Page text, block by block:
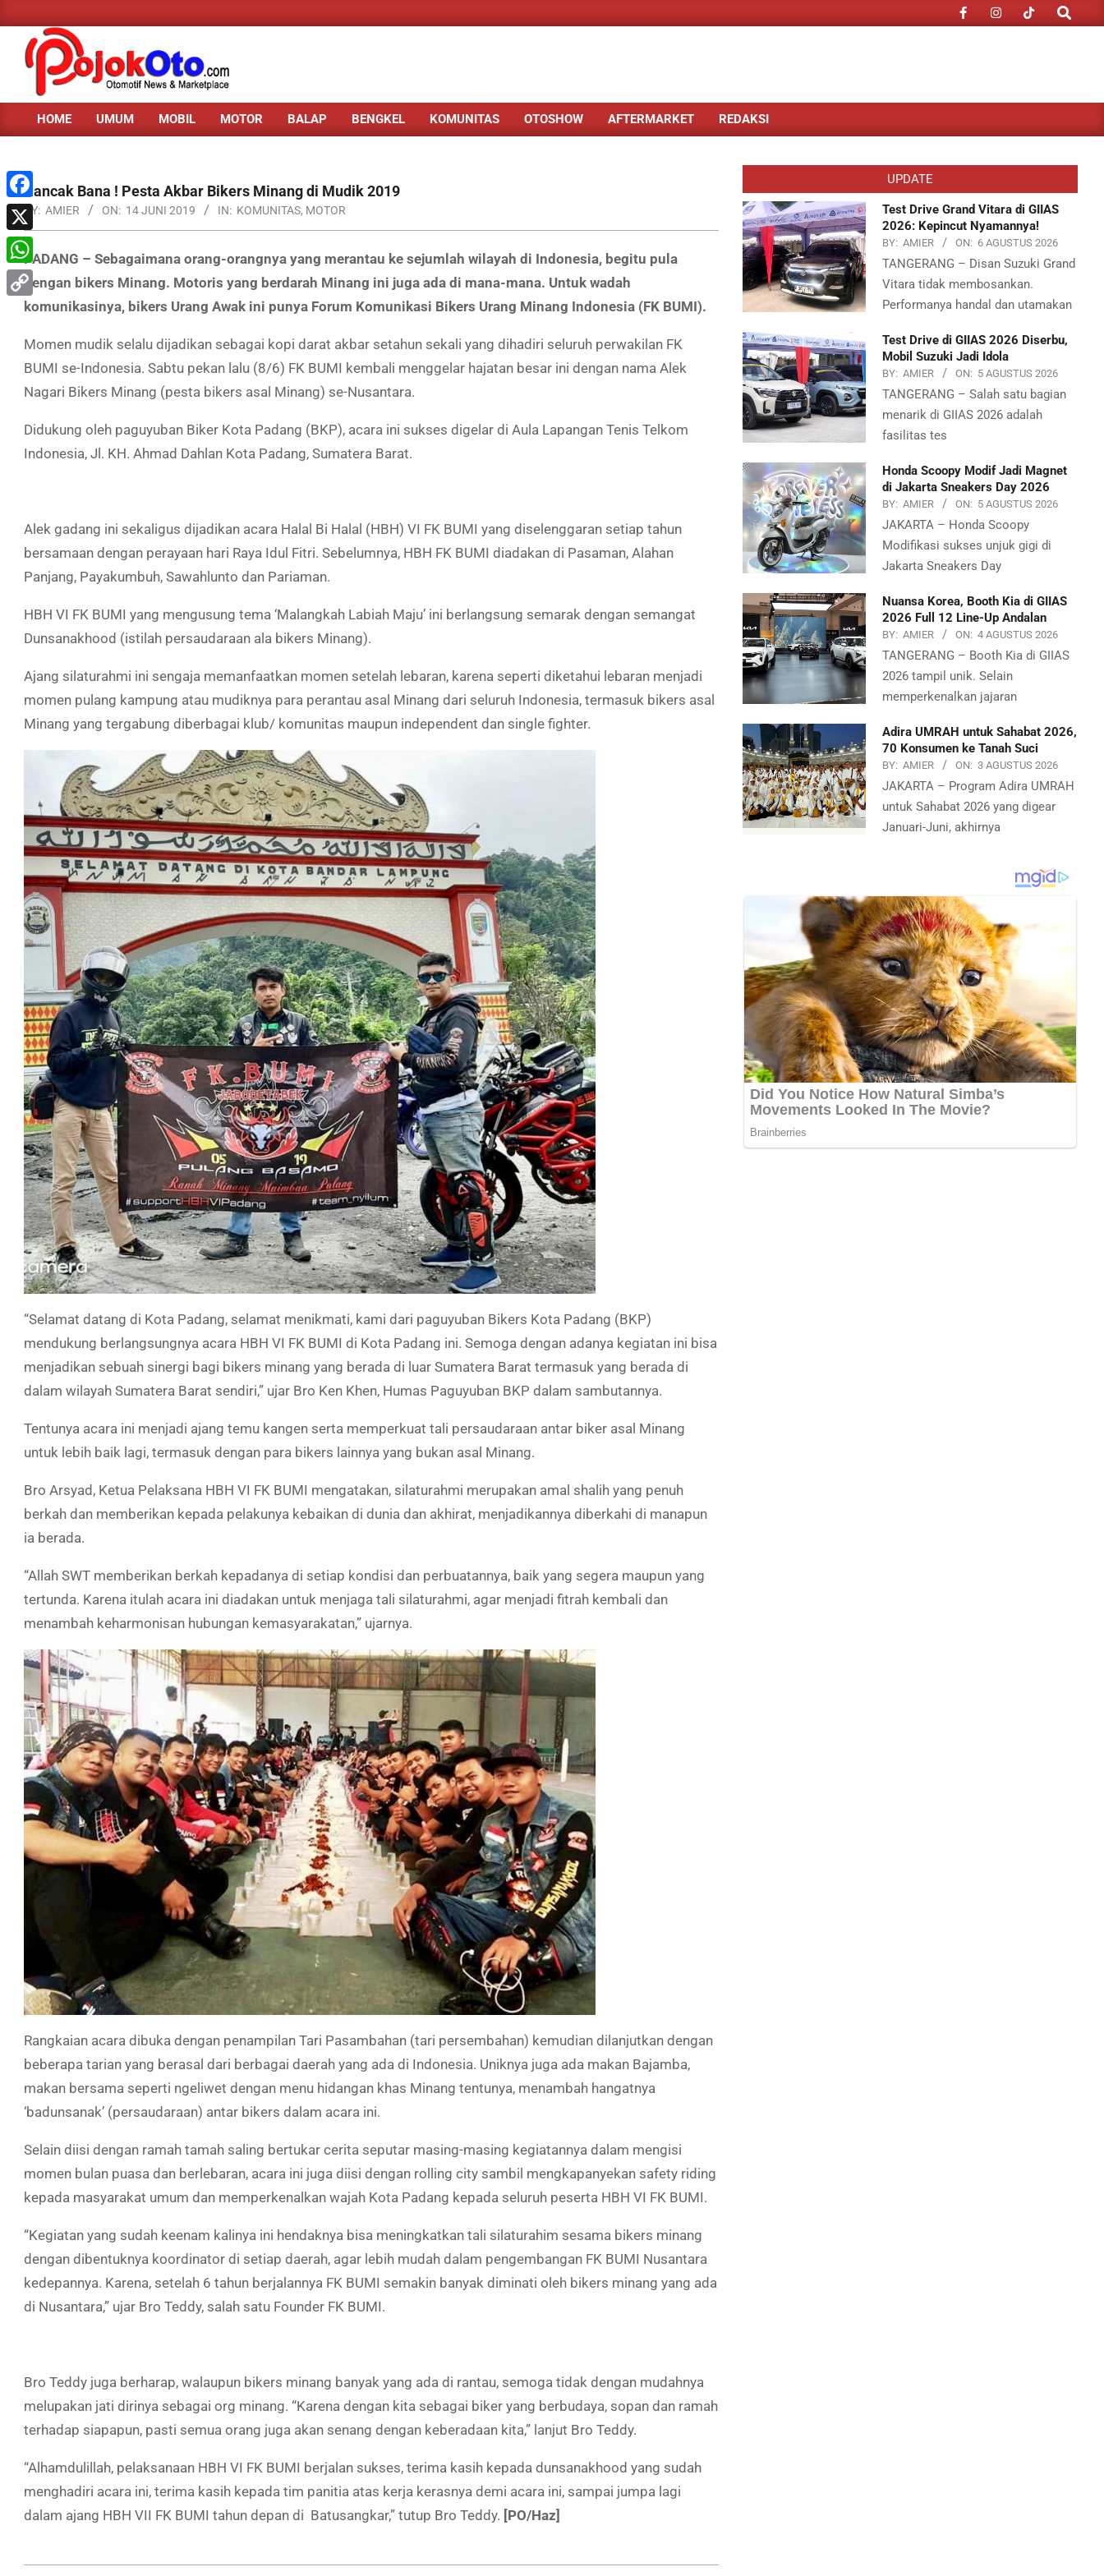
to
content
Search
Primary
Menu
HOME UMUM MOBIL MOTOR BALAP BENGKEL KOMUNITAS OTOSHOW AFTERMARKET REDAKSI
Rancak Bana ! Pesta Akbar Bikers Minang di Mudik 2019
BY: AMIER ON: 14 JUNI 2019 IN: KOMUNITAS, MOTOR
PADANG – Sebagaimana orang-orangnya yang merantau ke sejumlah wilayah di Indonesia, begitu pula
dengan bikers Minang. Motoris yang berdarah Minang ini juga ada di mana-mana. Untuk wadah
komunikasinya, bikers Urang Awak ini punya Forum Komunikasi Bikers Urang Minang Indonesia (FK BUMI).
Momen mudik selalu dijadikan sebagai kopi darat akbar setahun sekali yang dihadiri seluruh perwakilan FK
BUMI se-Indonesia. Sabtu pekan lalu (8/6) FK BUMI kembali menggelar hajatan besar ini dengan nama Alek
Nagari Bikers Minang (pesta bikers asal Minang) se-Nusantara.
Didukung oleh paguyuban Biker Kota Padang (BKP), acara ini sukses digelar di Aula Lapangan Tenis Telkom
Indonesia, Jl. KH. Ahmad Dahlan Kota Padang, Sumatera Barat.
Alek gadang ini sekaligus dijadikan acara Halal Bi Halal (HBH) VI FK BUMI yang diselenggaran setiap tahun
bersamaan dengan perayaan hari Raya Idul Fitri. Sebelumnya, HBH FK BUMI diadakan di Pasaman, Alahan
Panjang, Payakumbuh, Sawahlunto dan Pariaman.
HBH VI FK BUMI yang mengusung tema ‘Malangkah Labiah Maju’ ini berlangsung semarak dengan semangat
Dunsanakhood (istilah persaudaraan ala bikers Minang).
Ajang silaturahmi ini sengaja memanfaatkan momen setelah lebaran, karena seperti diketahui lebaran menjadi
momen pulang kampung atau mudiknya para perantau asal Minang dari seluruh Indonesia, termasuk bikers asal
Minang yang tergabung diberbagai klub/ komunitas maupun independent dan single fighter.
“Selamat datang di Kota Padang, selamat menikmati, kami dari paguyuban Bikers Kota Padang (BKP)
mendukung berlangsungnya acara HBH VI FK BUMI di Kota Padang ini. Semoga dengan adanya kegiatan ini bisa
menjadikan sebuah sinergi bagi bikers minang yang berada di luar Sumatera Barat termasuk yang berada di
dalam wilayah Sumatera Barat sendiri,” ujar Bro Ken Khen, Humas Paguyuban BKP dalam sambutannya.
Tentunya acara ini menjadi ajang temu kangen serta memperkuat tali persaudaraan antar biker asal Minang
untuk lebih baik lagi, termasuk dengan para bikers lainnya yang bukan asal Minang.
Bro Arsyad, Ketua Pelaksana HBH VI FK BUMI mengatakan, silaturahmi merupakan amal shalih yang penuh
berkah dan memberikan kepada pelakunya kebaikan di dunia dan akhirat, menjadikannya diberkahi di manapun
ia berada.
“Allah SWT memberikan berkah kepadanya di setiap kondisi dan perbuatannya, baik yang segera maupun yang
tertunda. Karena itulah acara ini diadakan untuk menjaga tali silaturahmi, agar menjadi fitrah kembali dan
menambah keharmonisan hubungan kemasyarakatan,” ujarnya.
Rangkaian acara dibuka dengan penampilan Tari Pasambahan (tari persembahan) kemudian dilanjutkan dengan
beberapa tarian yang berasal dari berbagai daerah yang ada di Indonesia. Uniknya juga ada makan Bajamba,
makan bersama seperti ngeliwet dengan menu hidangan khas Minang tentunya, menambah hangatnya
‘badunsanak’ (persaudaraan) antar bikers dalam acara ini.
Selain diisi dengan ramah tamah saling bertukar cerita seputar masing-masing kegiatannya dalam mengisi
momen bulan puasa dan berlebaran, acara ini juga diisi dengan rolling city sambil mengkapanyekan safety riding
kepada masyarakat umum dan memperkenalkan wajah Kota Padang kepada seluruh peserta HBH VI FK BUMI.
“Kegiatan yang sudah keenam kalinya ini hendaknya bisa meningkatkan tali silaturahim sesama bikers minang
dengan dibentuknya koordinator di setiap daerah, agar lebih mudah dalam pengembangan FK BUMI Nusantara
kedepannya. Karena, setelah 6 tahun berjalannya FK BUMI semakin banyak diminati oleh bikers minang yang ada
di Nusantara,” ujar Bro Teddy, salah satu Founder FK BUMI.
Bro Teddy juga berharap, walaupun bikers minang banyak yang ada di rantau, semoga tidak dengan mudahnya
melupakan jati dirinya sebagai org minang. “Karena dengan kita sebagai biker yang berbudaya, sopan dan ramah
terhadap siapapun, pasti semua orang juga akan senang dengan keberadaan kita,” lanjut Bro Teddy.
“Alhamdulillah, pelaksanaan HBH VI FK BUMI berjalan sukses, terima kasih kepada dunsanakhood yang sudah
menghadiri acara ini, terima kasih kepada tim panitia atas kerja kerasnya demi acara ini, sampai jumpa lagi
dalam ajang HBH VII FK BUMI tahun depan di Batusangkar,” tutup Bro Teddy. [PO/Haz]
UPDATE
Test Drive Grand Vitara di GIIAS
2026: Kepincut Nyamannya!
BY: AMIER ON: 6 AGUSTUS 2026
TANGERANG – Disan Suzuki Grand
Vitara tidak membosankan.
Performanya handal dan utamakan
Test Drive di GIIAS 2026 Diserbu,
Mobil Suzuki Jadi Idola
BY: AMIER ON: 5 AGUSTUS 2026
TANGERANG – Salah satu bagian
menarik di GIIAS 2026 adalah
fasilitas tes
Honda Scoopy Modif Jadi Magnet
di Jakarta Sneakers Day 2026
BY: AMIER ON: 5 AGUSTUS 2026
JAKARTA – Honda Scoopy
Modifikasi sukses unjuk gigi di
Jakarta Sneakers Day
Nuansa Korea, Booth Kia di GIIAS
2026 Full 12 Line-Up Andalan
BY: AMIER ON: 4 AGUSTUS 2026
TANGERANG – Booth Kia di GIIAS
2026 tampil unik. Selain
memperkenalkan jajaran
Adira UMRAH untuk Sahabat 2026,
70 Konsumen ke Tanah Suci
BY: AMIER ON: 3 AGUSTUS 2026
JAKARTA – Program Adira UMRAH
untuk Sahabat 2026 yang digear
Januari-Juni, akhirnya
Facebook
X
WhatsApp
Copy